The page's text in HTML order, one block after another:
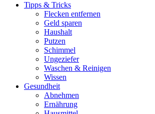
Tipps & Tricks
Flecken entfernen
Geld sparen
Haushalt
Putzen
Schimmel
Ungeziefer
Waschen & Reinigen
Wissen
Gesundheit
Abnehmen
Ernährung